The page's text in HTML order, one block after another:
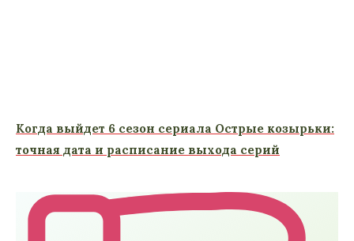
Когда выйдет 6 сезон сериала Острые козырьки:
точная дата и расписание выхода серий